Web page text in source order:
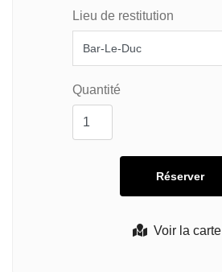
Voir la carte
Lieu de restitution
Quantité